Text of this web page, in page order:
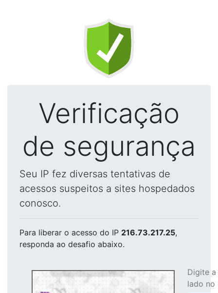
Verificação
de segurança
Seu IP fez diversas tentativas de
acessos suspeitos a sites hospedados
conosco.
Para liberar o acesso do IP 216.73.217.25,
responda ao desafio abaixo.
Digite
lado no